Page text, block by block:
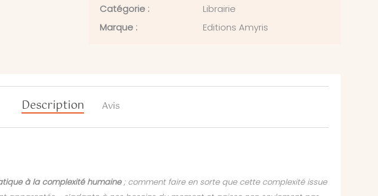
Catégorie :
Librairie
Marque :
Editions Amyris
Description Avis
à la complexité humaine; comment faire en sorte que cette complexité issue